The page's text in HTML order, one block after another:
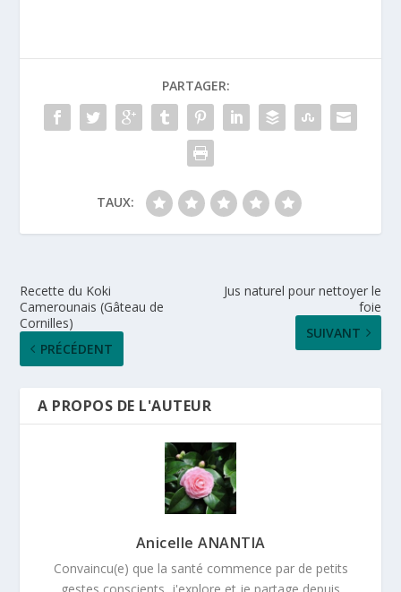
PARTAGER:
TAUX:
Recette du Koki
Camerounais (Gâteau de
Cornilles)
PRÉCÉDENT
Jus naturel pour nettoyer le
foie
SUIVANT
A PROPOS DE L'AUTEUR
Anicelle ANANTIA
Convaincu(e) que la santé commence par de petits